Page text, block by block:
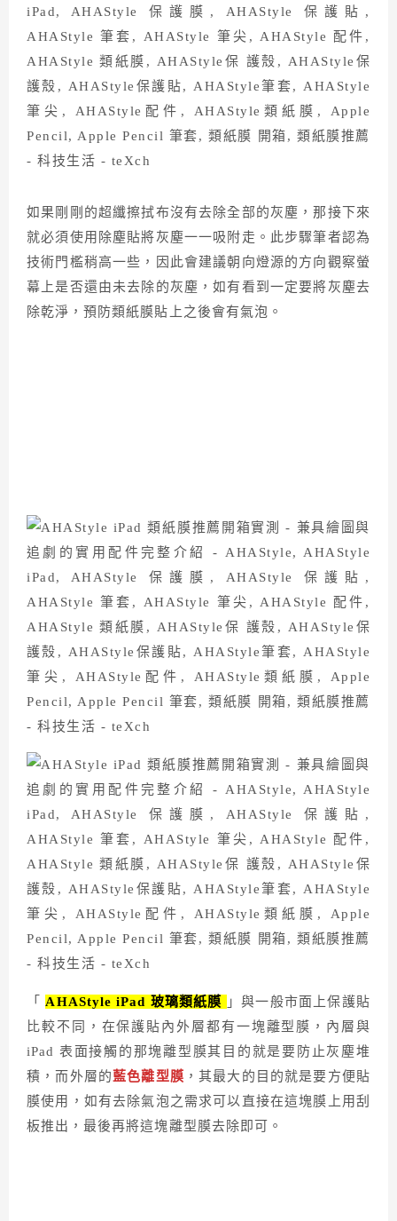
如果剛剛的超纖擦拭布沒有去除全部的灰塵，那接下來
就必須使用除塵貼將灰塵一一吸附走。此步驟筆者認為
技術門檻稍高一些，因此會建議朝向燈源的方向觀察螢
幕上是否還由未去除的灰塵，如有看到一定要將灰塵去
除乾淨，預防類紙膜貼上之後會有氣泡。
「 AHAStyle iPad 玻璃類紙膜
」與一般市面上保護貼
比較不同，在保護貼內外層都有一塊離型膜，內層與
iPad 表面接觸的那塊離型膜其目的就是要防止灰塵堆
積，而外層的藍色離型膜 ，其最大的目的就是要方便貼
膜使用，如有去除氣泡之需求可以直接在這塊膜上用刮
板推出，最後再將這塊離型膜去除即可。